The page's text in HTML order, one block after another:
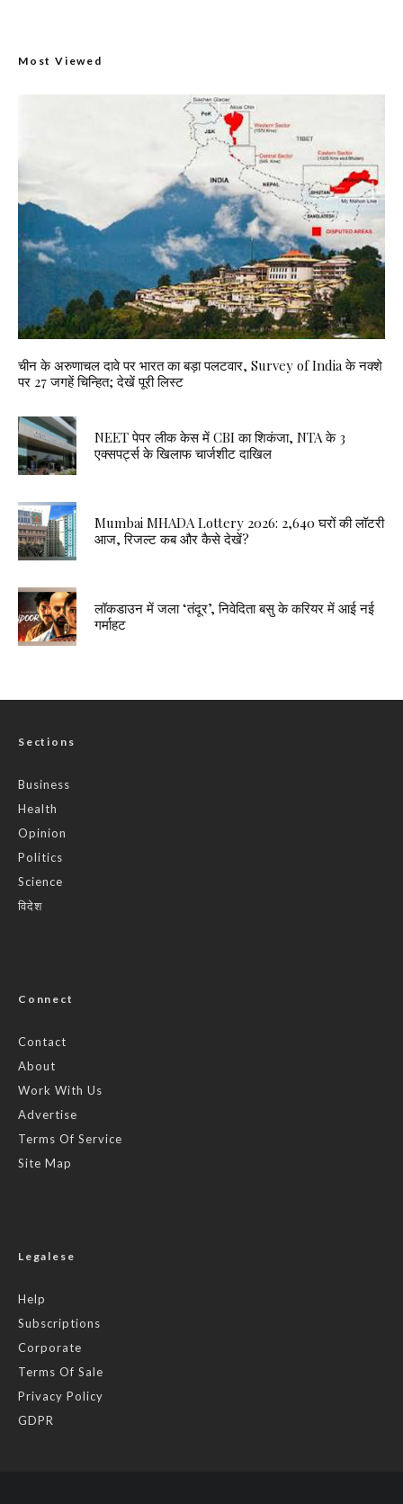
Most Viewed
चीन के अरुणाचल दावे पर भारत का बड़ा पलटवार, Survey of India के नक्शे
पर 27 जगहें चिन्हित; देखें पूरी लिस्ट
NEET पेपर लीक केस में CBI का शिकंजा, NTA के 3
एक्सपर्ट्स के खिलाफ चार्जशीट दाखिल
Mumbai MHADA Lottery 2026: 2,640 घरों की लॉटरी
आज, रिजल्ट कब और कैसे देखें?
लॉकडाउन में जला ‘तंदूर’, निवेदिता बसु के करियर में आई नई
गर्माहट
Sections
Business
Health
Opinion
Politics
Science
विदेश
Connect
Contact
About
Work With Us
Advertise
Terms Of Service
Site Map
Legalese
Help
Subscriptions
Corporate
Terms Of Sale
Privacy Policy
GDPR